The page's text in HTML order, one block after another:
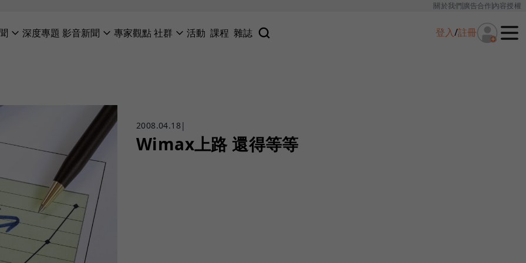
關於我們廣告合作內容授權
深度專題 影音新聞 專家觀點社群 活動 課程 雜誌 登入/註冊
2008.04.18|
Wimax上路 還得等等